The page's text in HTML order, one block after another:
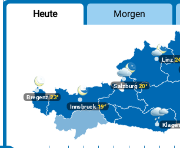
Heute Morgen
Bregenz23°
Innsbruck19°
Linz
Salzburg20°